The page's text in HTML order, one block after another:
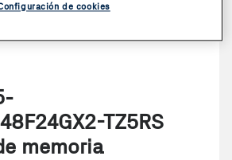
TZ5RS
memoria
de cookies